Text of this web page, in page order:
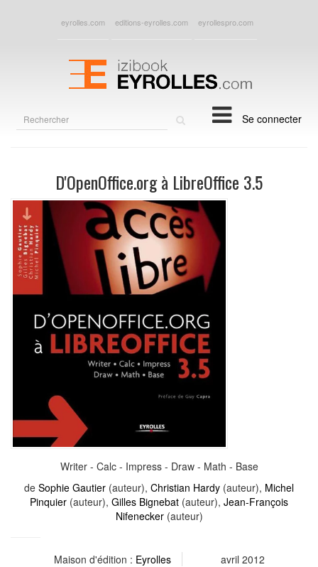
eyrolles.com editions-eyrolles.com eyrollespro.com
Se connecter
D'OpenOffice.org à LibreOffice 3.5
Writer - Calc - Impress - Draw - Math - Base
de Sophie Gautier (auteur), Christian Hardy (auteur), Michel
Pinquier (auteur), Gilles Bignebat (auteur), Jean-François
Nifenecker(auteur)
Maison d'édition : Eyrolles avril 2012